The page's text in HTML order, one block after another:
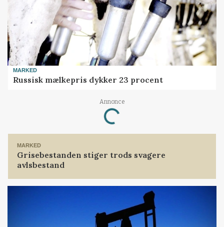
MARKED
Russisk mælkepris dykker 23 procent
Annonce
Loading...
MARKED
Grisebestanden stiger trods svagere
avlsbestand